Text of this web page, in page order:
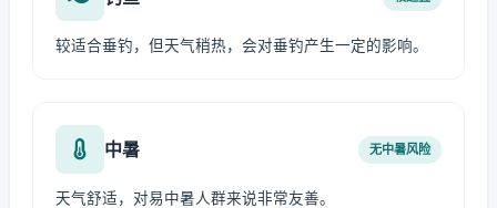
较适合垂钓，但天气稍热，会对垂钓产生一定的影响。
中暑 无中暑风险
天气舒适，对易中暑人群来说非常友善。